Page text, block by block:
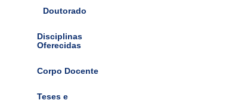
Doutorado
Disciplinas
Oferecidas
Corpo Docente
Teses e